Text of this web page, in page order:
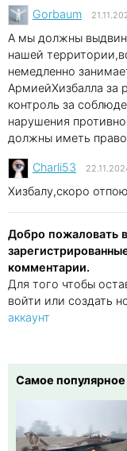
Gorbaum
А мы должны
нашей
немедленно
АрмиейХизбалла за
контроль за
нарушения
должны иметь
Charli53
Хизбалу,скоро
Добро пожаловать
комментарии.
Для того чтобы
войти или создать
аккаунт
Самое